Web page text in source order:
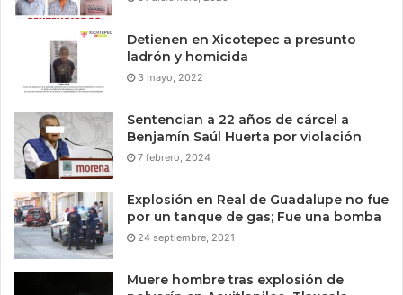
Detienen en Xicotepec a presunto
ladrón y homicida
3 mayo, 2022
Sentencian a 22 años de cárcel a
Benjamín Saúl Huerta por violación
7 febrero, 2024
Explosión en Real de Guadalupe no fue
por un tanque de gas; Fue una bomba
24 septiembre, 2021
Muere hombre tras explosión de